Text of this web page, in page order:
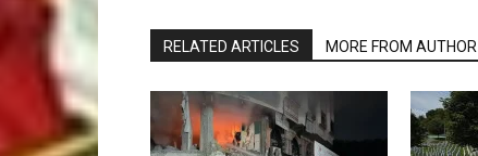
RELATED ARTICLES MORE FROM AUTHOR